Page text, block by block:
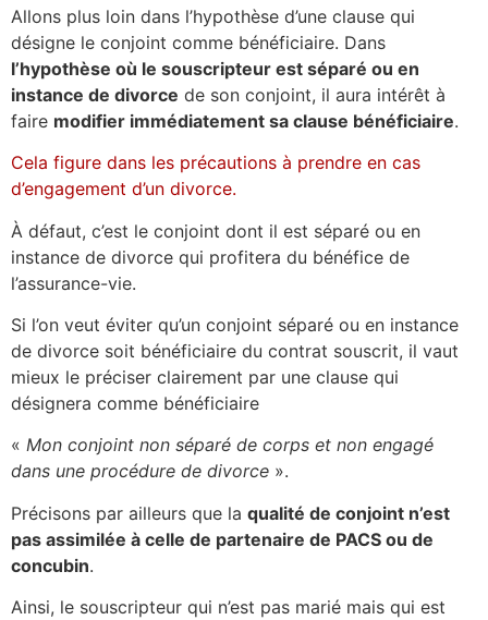
Allons plus loin dans l’hypothèse d’une clause qui
désigne le conjoint comme bénéficiaire. Dans
l’hypothèse où le souscripteur est séparé ou en
instance de divorce de son conjoint, il aura intérêt à
faire modifier immédiatement sa clause bénéficiaire.
Cela figure dans les précautions à prendre en cas
d’engagement d’un divorce.
À défaut, c’est le conjoint dont il est séparé ou en
instance de divorce qui profitera du bénéfice de
l’assurance-vie.
Si l’on veut éviter qu’un conjoint séparé ou en instance
de divorce soit bénéficiaire du contrat souscrit, il vaut
mieux le préciser clairement par une clause qui
désignera comme bénéficiaire
« Mon conjoint non séparé de corps et non engagé
dans une procédure de divorce ».
Précisons par ailleurs que la qualité de conjoint n’est
pas assimilée à celle de partenaire de PACS ou de
concubin.
Ainsi, le souscripteur qui n’est pas marié mais qui est